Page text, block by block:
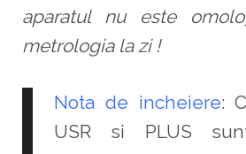
aparatul nu este
metrologia la zi !
Nota de incheiere:
USR si PLUS